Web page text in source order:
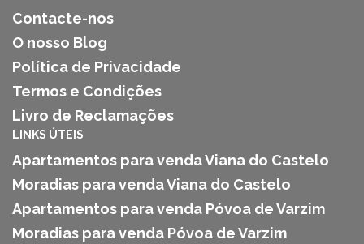
Contacte-nos
O nosso Blog
Política de Privacidade
Termos e Condições
Livro de Reclamações
LINKS ÚTEIS
Apartamentos para venda Viana do Castelo
Moradias para venda Viana do Castelo
Apartamentos para venda Póvoa de Varzim
Moradias para venda Póvoa de Varzim